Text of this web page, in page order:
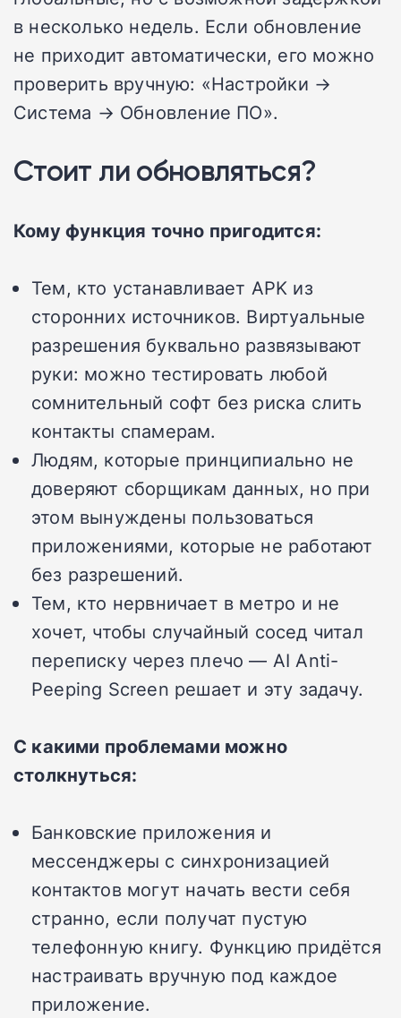
в несколько недель. Если обновление
не приходит автоматически, его можно
проверить вручную: «Настройки →
Система → Обновление ПО».
Стоит ли обновляться?
Кому функция точно пригодится:
Тем, кто устанавливает APK из
сторонних источников. Виртуальные
разрешения буквально развязывают
руки: можно тестировать любой
сомнительный софт без риска слить
контакты спамерам.
Людям, которые принципиально не
доверяют сборщикам данных, но при
этом вынуждены пользоваться
приложениями, которые не работают
без разрешений.
Тем, кто нервничает в метро и не
хочет, чтобы случайный сосед читал
переписку через плечо — AI Anti-
Peeping Screen решает и эту задачу.
С какими проблемами можно
столкнуться:
Банковские приложения и
мессенджеры с синхронизацией
контактов могут начать вести себя
странно, если получат пустую
телефонную книгу. Функцию придётся
настраивать вручную под каждое
приложение.